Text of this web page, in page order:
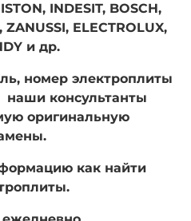
INDESIT, BOSCH,
ELECTROLUX,
и др.
номер электроплиты
наши консультанты
оригинальную
как найти